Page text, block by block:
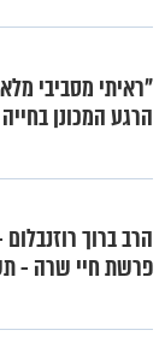
"ראיתי מסביבי
הרגע המכונן בחייה
הרב ברוך
פרשת חיי שרה -